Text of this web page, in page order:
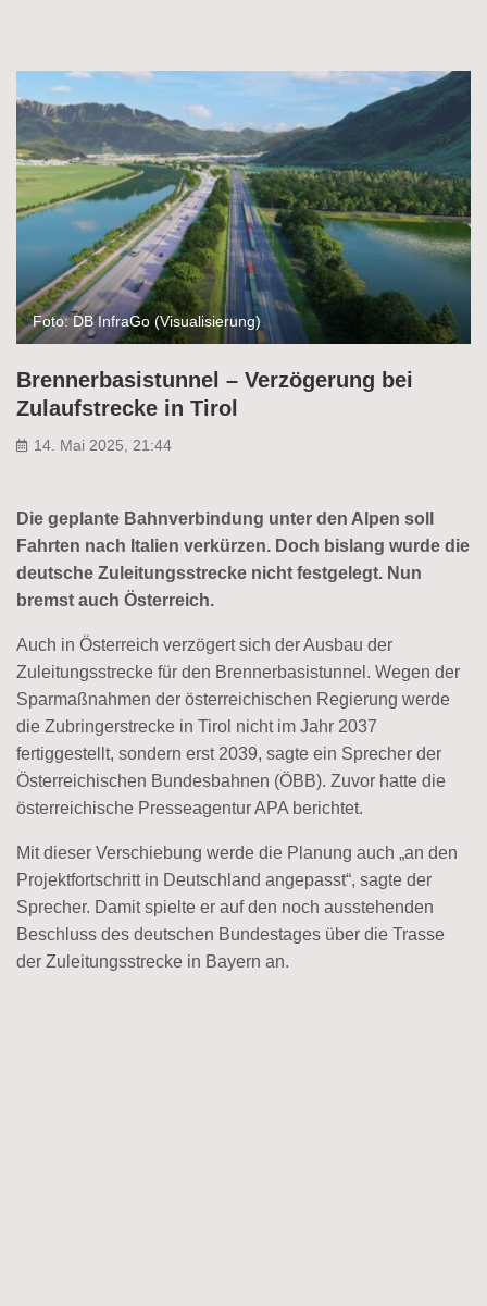
Foto: DB InfraGo (Visualisierung)
Brennerbasistunnel – Verzögerung bei
Zulaufstrecke in Tirol
14. Mai 2025, 21:44
Die geplante Bahnverbindung unter den Alpen soll
Fahrten nach Italien verkürzen. Doch bislang wurde die
deutsche Zuleitungsstrecke nicht festgelegt. Nun
bremst auch Österreich.
Auch in Österreich verzögert sich der Ausbau der
Zuleitungsstrecke für den Brennerbasistunnel. Wegen der
Sparmaßnahmen der österreichischen Regierung werde
die Zubringerstrecke in Tirol nicht im Jahr 2037
fertiggestellt, sondern erst 2039, sagte ein Sprecher der
Österreichischen Bundesbahnen (ÖBB). Zuvor hatte die
österreichische Presseagentur APA berichtet.
Mit dieser Verschiebung werde die Planung auch „an den
Projektfortschritt in Deutschland angepasst“, sagte der
Sprecher. Damit spielte er auf den noch ausstehenden
Beschluss des deutschen Bundestages über die Trasse
der Zuleitungsstrecke in Bayern an.